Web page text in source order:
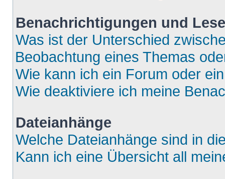
Benachrichtigungen und
Was ist der Unterschied
Beobachtung eines Themas
Wie kann ich ein Forum oder
Wie deaktiviere ich meine
Dateianhänge
Welche Dateianhänge sind in
Kann ich eine Übersicht all